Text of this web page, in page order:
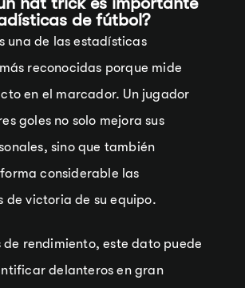
de fútbol?
una de las estadísticas
reconocidas porque mide
en el marcador. Un jugador
goles no solo mejora sus
sino que también
considerable las
de victoria de su equipo.
de rendimiento, este dato puede
delanteros en gran